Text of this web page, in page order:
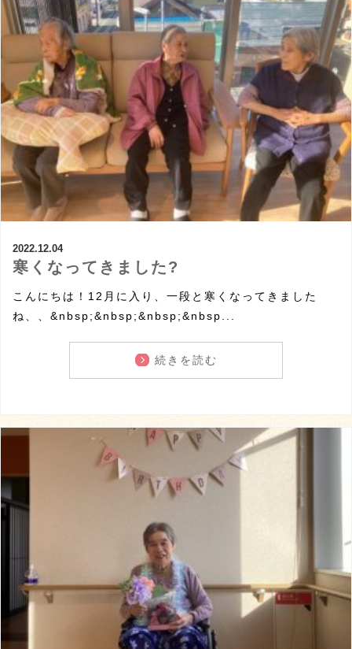
2022.12.04
寒くなってきました?
こんにちは！12月に入り、一段と寒くなってきました
ね、、&nbsp;&nbsp;&nbsp;&nbsp...
続きを読む